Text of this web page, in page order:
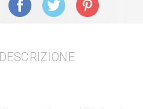
Facebook X (Twitter) Pinterest
DESCRIZIONE